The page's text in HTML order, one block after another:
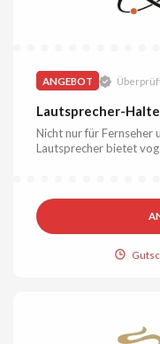
ANGEBOT
Lautsprecher-
Nicht nur für Fernseher
Lautsprecher bietet